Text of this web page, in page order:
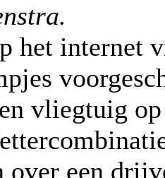
het internet
vliegtuig
over een